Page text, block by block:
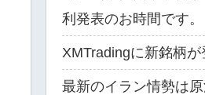
利発表のお時間です。
XMTradingに新銘柄
最新のイラン情勢は